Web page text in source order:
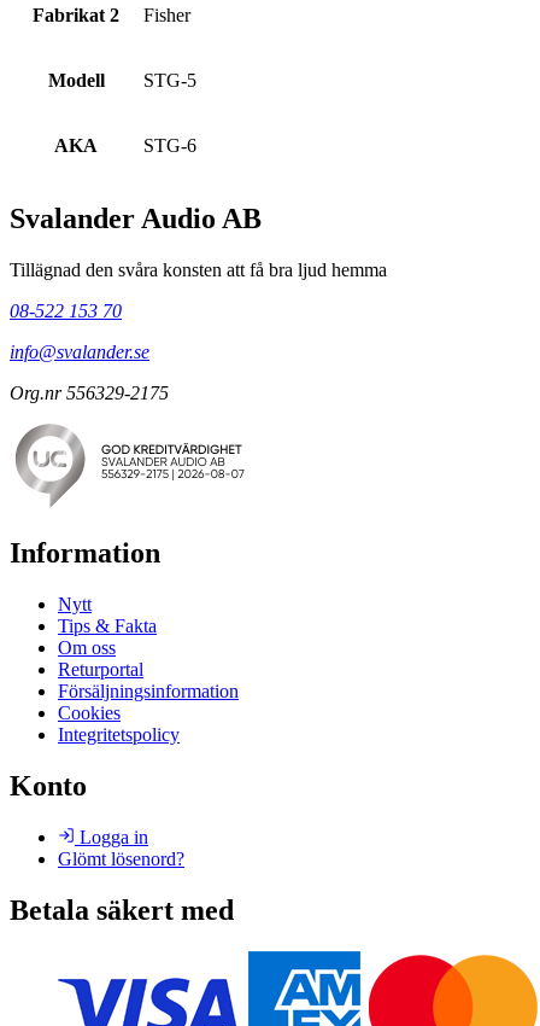
Fabrikat 2 Fisher
Modell STG-5
AKA STG-6
Svalander Audio AB
Tillägnad den svåra konsten att få bra ljud hemma
08-522 153 70
info@svalander.se
Org.nr 556329-2175
Information
Nytt
Tips & Fakta
Om oss
Returportal
Försäljningsinformation
Cookies
Integritetspolicy
Konto
Logga in
Glömt lösenord?
Betala säkert med